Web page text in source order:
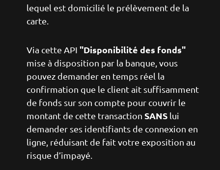
lequel est domicilié le prélèvement de la
carte.
Via cette API "Disponibilité des fonds"
mise à disposition par la banque, vous
pouvez demander en temps réel la
confirmation que le client ait suffisamment
de fonds sur son compte pour couvrir le
montant de cette transaction SANS lui
demander ses identifiants de connexion en
ligne, réduisant de fait votre exposition au
risque d’impayé.